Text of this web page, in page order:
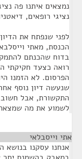
נמצאים איתנו פה
נציגי רופאים,
לפני שנפתח את
הכנסת, מאתי
בדוח שהכנתם
רואה כצעד חקיקתי
הפרסום. לא הזמנו
שנעשה דיון נוסף
התקשורת, אבל
לשמוע את מה
אתי וייסבלאי
אנחנו עסקנו בנושא